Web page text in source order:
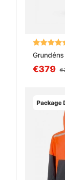
Arvio:
€379
Package